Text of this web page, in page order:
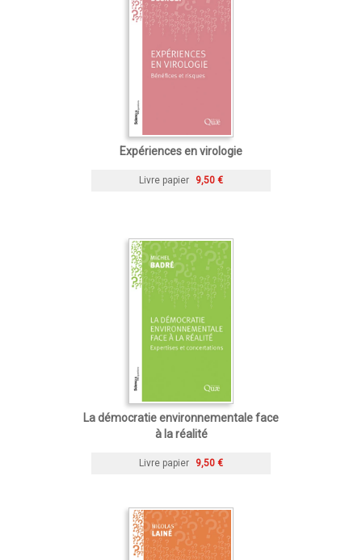
Expériences en virologie
Livre papier 9,50 €
La démocratie environnementale face
à la réalité
Livre papier 9,50 €